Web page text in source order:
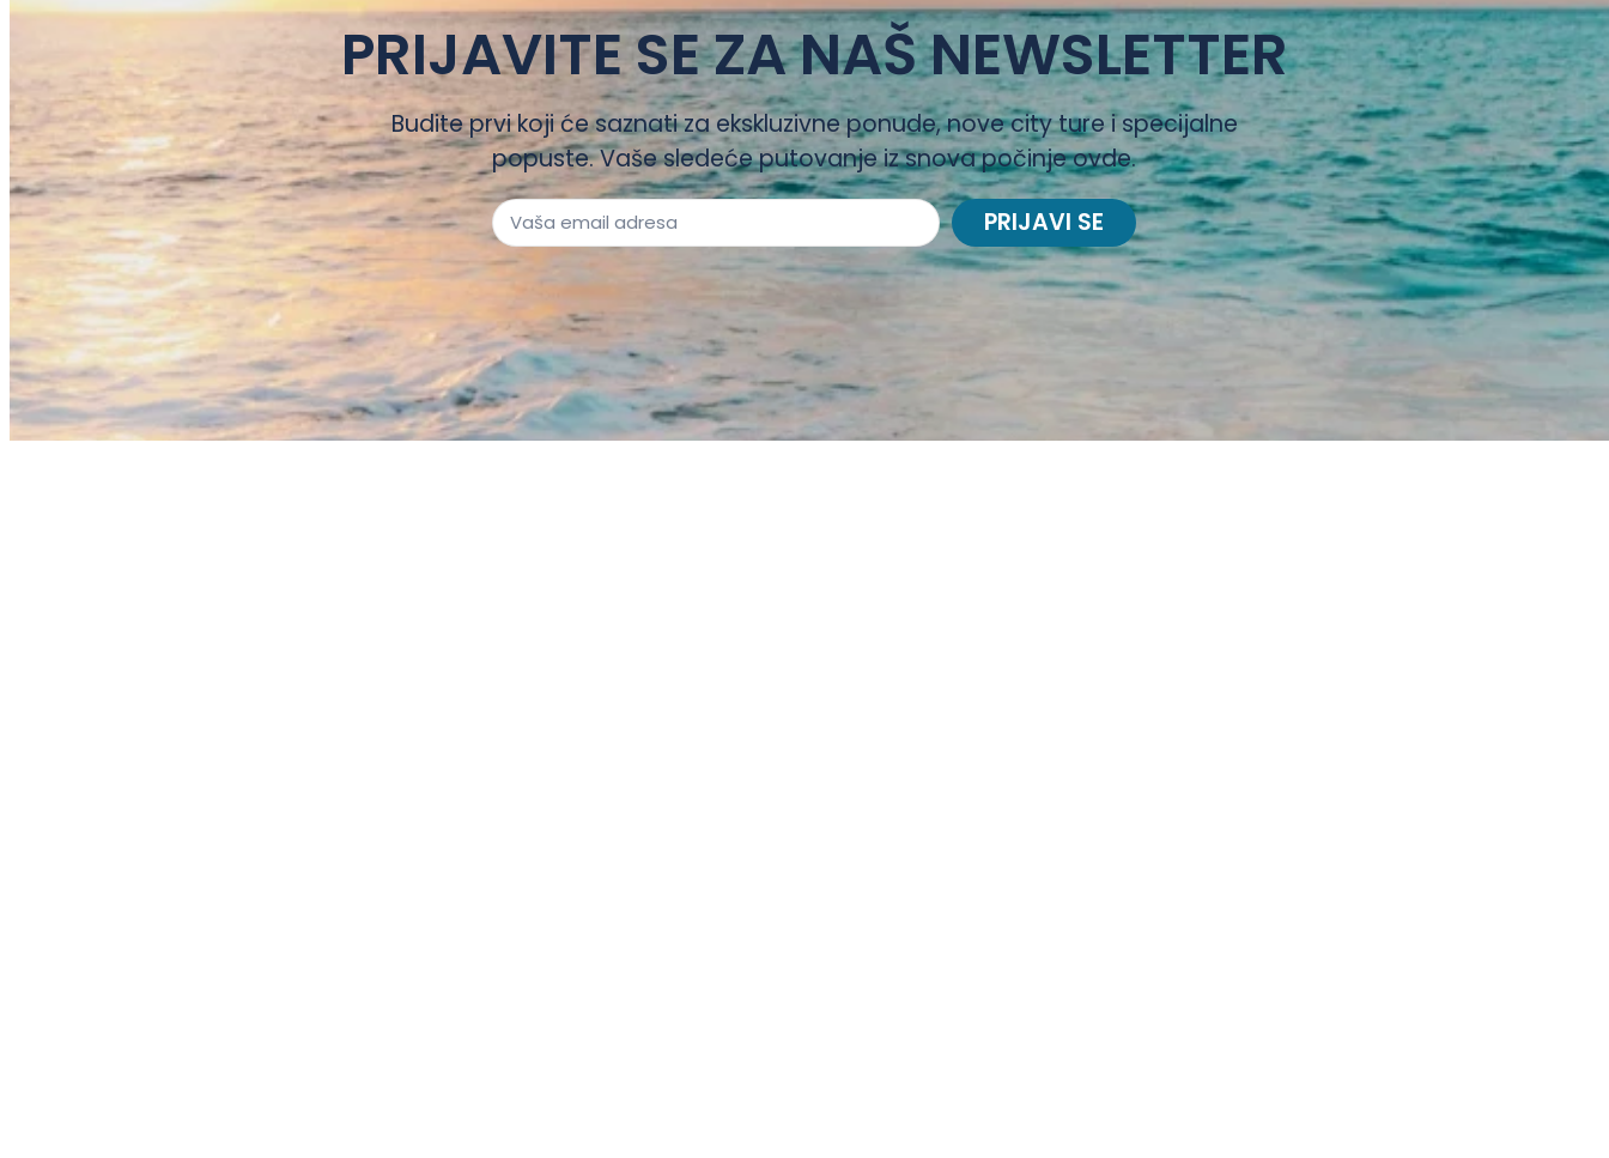
PRIJAVITE SE ZA NAŠ NEWSLETTER
Budite prvi koji će saznati za ekskluzivne ponude, nove city ture i specijalne
popuste. Vaše sledeće putovanje iz snova počinje ovde.
PRIJAVI SE